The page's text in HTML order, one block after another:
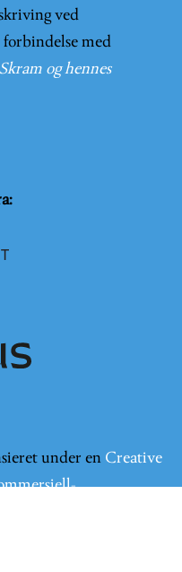
ved
med
og hennes
under en Creative